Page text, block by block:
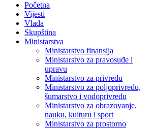
Početna
Vijesti
Vlada
Skupština
Ministarstva
Ministarstvo finansija
Ministarstvo za pravosuđe i
upravu
Ministarstvo za privredu
Ministarstvo za poljoprivredu,
šumarstvo i vodoprivredu
Ministarstvo za obrazovanje,
nauku, kulturu i sport
Ministarstvo za prostorno